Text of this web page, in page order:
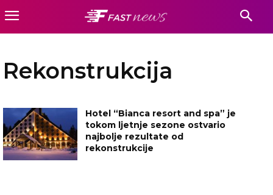
Rekonstrukcija
Hotel “Bianca resort and spa” je
tokom ljetnje sezone ostvario
najbolje rezultate od
rekonstrukcije